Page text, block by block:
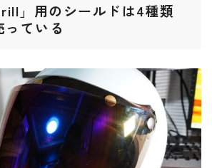
」用のシールドは4種類
ている